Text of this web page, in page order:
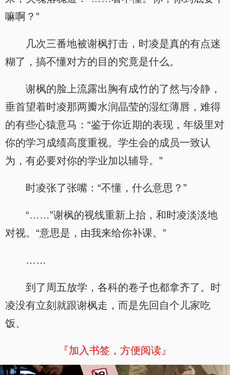
嘛啊？”
几次三番地被谢枫打击，时凌是真的有点迷
糊了，搞不懂对方的目的究竟是什么。
谢枫的脸上流露出胸有成竹的了然与冷静，
垂首望着时凌那两瓣水润晶莹的湿红薄唇，难得
的有些心猿意马：“鉴于你近期的表现，年级里对
你的学习成绩高度重视。学生会的成员一致认
为，有必要对你的学业加以辅导。”
时凌张了张嘴：“不懂，什么意思？”
“……”谢枫的视线重新上抬，和时凌淡淡地
对视。“意思是，由我来给你补课。”
……
到了周五放学，各科的卷子也都拿齐了。时
凌没有立刻就跟谢枫走，而是先回自个儿家吃
饭、
『加入书签，方便阅读』